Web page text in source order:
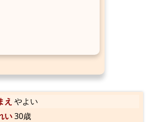
え やよい
い30歳